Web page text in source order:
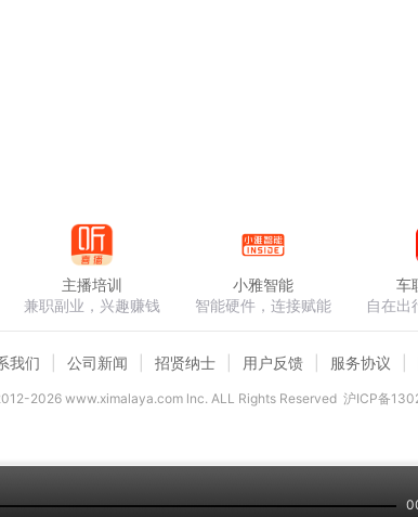
主播培训
兼职副业，兴趣赚钱
小雅智能
智能硬件，连接赋能
车
自在出
我们 公司新闻 招贤纳士 用户反馈 服务协议
2026www.ximalaya.com lnc. ALL Rights Reserved 沪ICP备